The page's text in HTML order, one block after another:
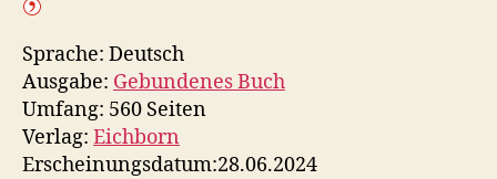
Sprache: Deutsch
Ausgabe: Gebundenes Buch
Umfang: 560 Seiten
Verlag: Eichborn
Erscheinungsdatum:28.06.2024